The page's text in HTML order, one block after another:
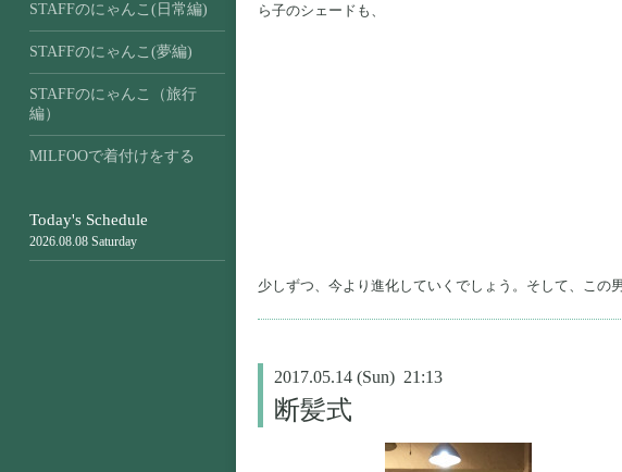
ら子のシェードも、
少しずつ、今より進化していくでしょう。そして、こ
2017.05.14 (Sun) 21:13
断髪式
STAFFのにゃんこ(日常編)
STAFFのにゃんこ(夢編)
STAFFのにゃんこ（旅行
編）
MILFOOで着付けをする
Today's Schedule
2026.08.08 Saturday